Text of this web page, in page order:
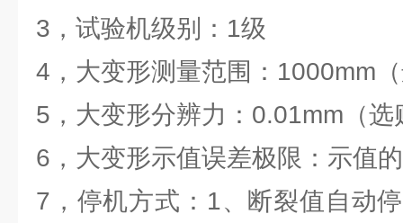
3，试验机级别：1级
4，大变形测量范围：1000mm
5，大变形分辨力：0.01mm（选
6，大变形示值误差极限：示值
7，停机方式：1、断裂值自